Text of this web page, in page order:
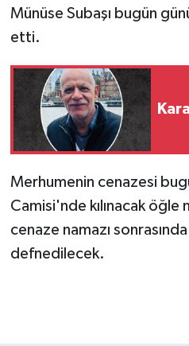
Münüse Subaşı bugün
etti.
Merhumenin cenazesi
Camisi'nde kılınacak öğle
cenaze namazı sonrasında
defnedilecek.